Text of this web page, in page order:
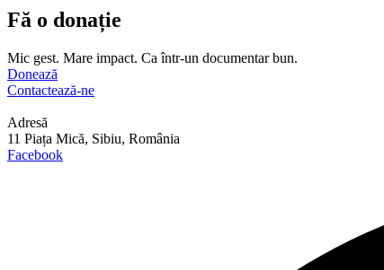
Fă o donație
Mic gest. Mare impact. Ca într-un documentar bun.
Donează
Contactează-ne
Adresă
11 Piața Mică, Sibiu, România
Facebook